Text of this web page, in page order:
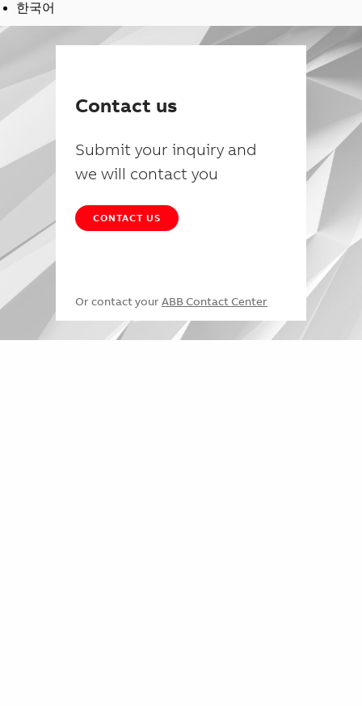
한국어
Contact us
Submit your inquiry and
we will contact you
CONTACT US
Or contact your ABB Contact Center